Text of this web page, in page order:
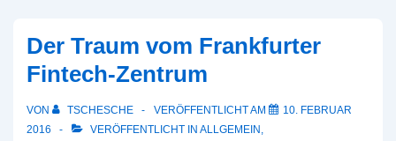
Ersatz
für
Geschäftsmodell
Der Traum vom Frankfurter
Fintech-Zentrum
VON TSCHESCHE VERÖFFENTLICHT AM
10. FEBRUAR
2016
VERÖFFENTLICHT IN ALLGEMEIN,